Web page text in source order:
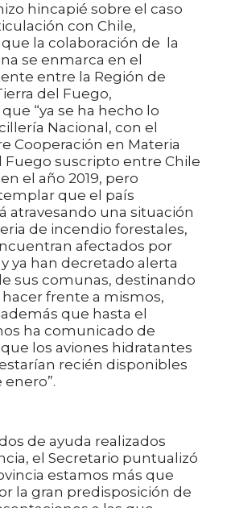
hincapié sobre el caso
con Chile,
la colaboración de la
se enmarca en el
entre la Región de
del Fuego,
“ya se ha hecho lo
Nacional, con el
Cooperación en Materia
Fuego suscripto entre Chile
el año 2019, pero
que el país
atravesando una situación
de incendio forestales,
afectados por
ya han decretado alerta
sus comunas, destinando
frente a mismos,
que hasta el
ha comunicado de
los aviones hidratantes
recién disponibles
enero”.
de ayuda realizados
el Secretario puntualizó
estamos más que
la gran predisposición de